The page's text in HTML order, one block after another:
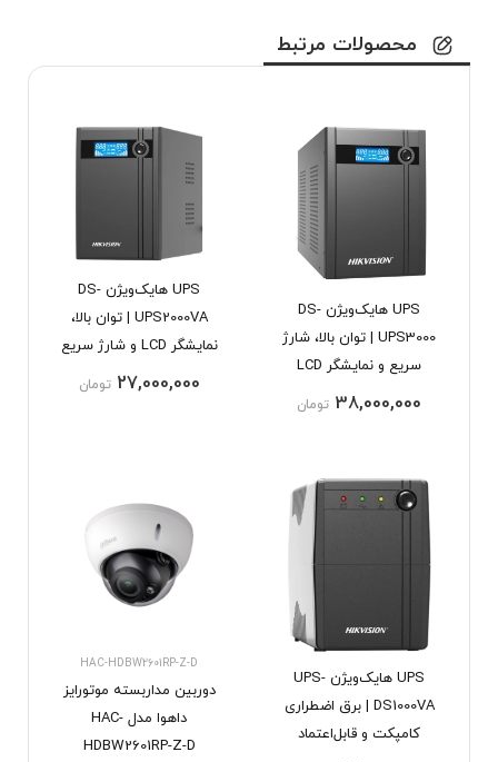
محصولات مرتبط
UPS هایک‌ویژن DS-
UPS3000 | توان بالا، شارژ
سریع و نمایشگر LCD
38,000,000 تومان
UPS هایک‌ویژن DS-
UPS2000VA | توان بالا،
نمایشگر LCD و شارژ سریع
27,000,000 تومان
UPS هایک‌ویژن UPS-
DS1000VA | برق اضطراری
کامپکت و قابل‌اعتماد
HAC-HDBW2601RP-Z-D
دوربین مداربسته موتورایز
داهوا مدل HAC-
HDBW2601RP-Z-D